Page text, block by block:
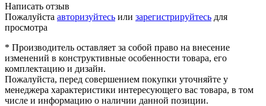
Написать отзыв
Пожалуйста авторизуйтесь или зарегистрируйтесь для
просмотра
* Производитель оставляет за собой право на внесение
изменений в конструктивные особенности товара, его
комплектацию и дизайн.
Пожалуйста, перед совершением покупки уточняйте у
менеджера характеристики интересующего вас товара, в том
числе и информацию о наличии данной позиции.